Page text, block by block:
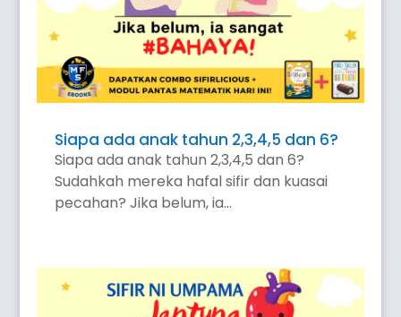
Siapa ada anak tahun 2,3,4,5 dan 6?
Siapa ada anak tahun 2,3,4,5 dan 6?
Sudahkah mereka hafal sifir dan kuasai
pecahan? Jika belum, ia...